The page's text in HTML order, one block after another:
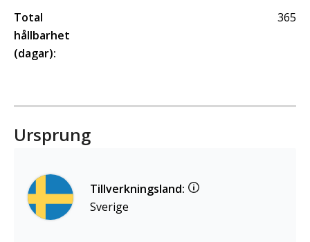
Total
hållbarhet
(dagar):
365
Ursprung
Tillverkningsland:
Sverige